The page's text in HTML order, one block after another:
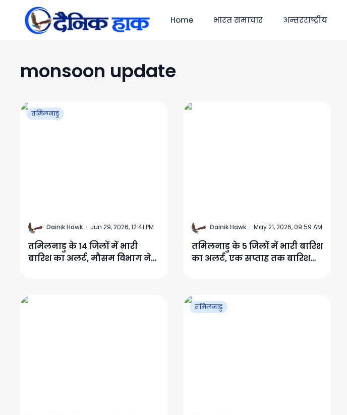
Home भारत समाचार अन्तरराष्ट्रीय
monsoon update
तमिलनाडु
D Dainik Hawk · Jun 29, 2026, 12:41 PM
तमिलनाडु के 14 जिलों में भारी
बारिश का अलर्ट, मौसम विभाग ने
D Dainik Hawk · May 21, 2026, 09:59 AM
तमिलनाडु के 5 जिलों में भारी बारिश
का अलर्ट, एक सप्ताह तक बारिश
तमिलनाडु